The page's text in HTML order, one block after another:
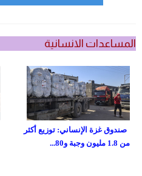
المساعدات الانسانية
صندوق غزة الإنساني: توزيع أكثر
من 1.8 مليون وجبة و80...